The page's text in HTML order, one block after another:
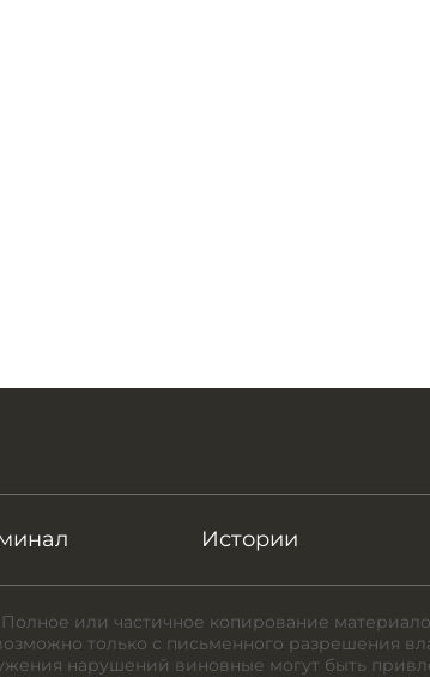
Истории
или частичное копирование
только с письменного разрешения
нарушений виновные могут быть